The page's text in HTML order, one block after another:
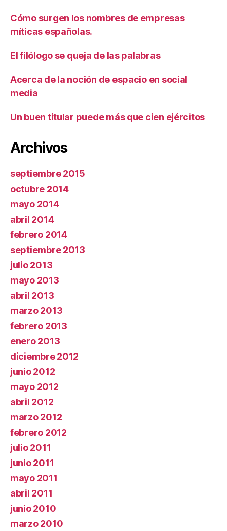
Cómo surgen los nombres de empresas
míticas españolas.
El filólogo se queja de las palabras
Acerca de la noción de espacio en social
media
Un buen titular puede más que cien ejércitos
Archivos
septiembre 2015
octubre 2014
mayo 2014
abril 2014
febrero 2014
septiembre 2013
julio 2013
mayo 2013
abril 2013
marzo 2013
febrero 2013
enero 2013
diciembre 2012
junio 2012
mayo 2012
abril 2012
marzo 2012
febrero 2012
julio 2011
junio 2011
mayo 2011
abril 2011
junio 2010
marzo 2010